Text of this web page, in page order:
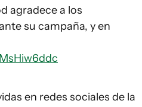
agradece a los
su campaña, y en
en redes sociales de la